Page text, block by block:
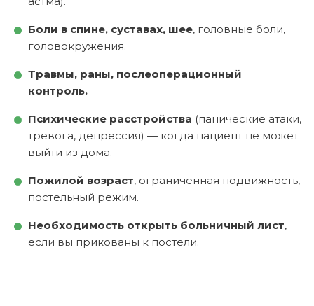
Боли в спине, суставах, шее, головные боли,
головокружения.
Травмы, раны, послеоперационный
контроль.
Психические расстройства (панические атаки,
тревога, депрессия) — когда пациент не может
выйти из дома.
Пожилой возраст, ограниченная подвижность,
постельный режим.
Необходимость открыть больничный лист,
если вы прикованы к постели.